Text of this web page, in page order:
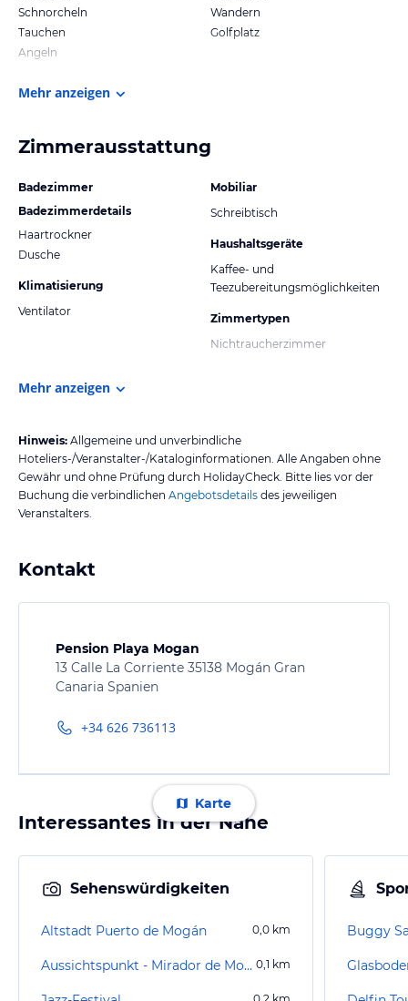
Schnorcheln
Tauchen
Angeln
Wandern
Golfplatz
Mehr anzeigen
Zimmerausstattung
Badezimmer
Badezimmerdetails
Haartrockner
Dusche
Klimatisierung
Ventilator
Mobiliar
Schreibtisch
Haushaltsgeräte
Kaffee- und
Teezubereitungsmöglichkeiten
Zimmertypen
Nichtraucherzimmer
Mehr anzeigen
Hinweis: Allgemeine und unverbindliche
Hoteliers-/Veranstalter-/Kataloginformationen. Alle Angaben ohne
Gewähr und ohne Prüfung durch HolidayCheck. Bitte lies vor der
Buchung die verbindlichen Angebotsdetails des jeweiligen
Veranstalters.
Kontakt
Pension Playa Mogan
13 Calle La Corriente 35138 Mogán Gran
Canaria Spanien
+34 626 736113
Karte
Interessantes in der Nähe
Sehenswürdigkeiten
Altstadt Puerto de Mogán 0,0 km
Aussichtspunkt - Mirador de Mogan 0,1 km
Buggy